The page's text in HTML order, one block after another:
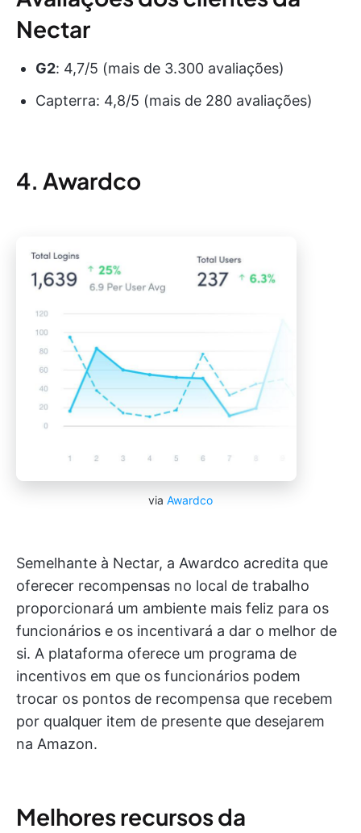
Nectar
G2: 4,7/5 (mais de 3.300 avaliações)
Capterra: 4,8/5 (mais de 280 avaliações)
4. Awardco
via Awardco
Semelhante à Nectar, a Awardco acredita que
oferecer recompensas no local de trabalho
proporcionará um ambiente mais feliz para os
funcionários e os incentivará a dar o melhor de
si. A plataforma oferece um programa de
incentivos em que os funcionários podem
trocar os pontos de recompensa que recebem
por qualquer item de presente que desejarem
na Amazon.
Melhores recursos da